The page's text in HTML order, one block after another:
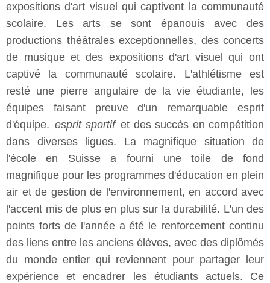
expositions d'art visuel qui captivent la communauté
scolaire. Les arts se sont épanouis avec des
productions théâtrales exceptionnelles, des concerts
de musique et des expositions d'art visuel qui ont
captivé la communauté scolaire. L'athlétisme est
resté une pierre angulaire de la vie étudiante, les
équipes faisant preuve d'un remarquable esprit
d'équipe. esprit sportif et des succès en compétition
dans diverses ligues. La magnifique situation de
l'école en Suisse a fourni une toile de fond
magnifique pour les programmes d'éducation en plein
air et de gestion de l'environnement, en accord avec
l'accent mis de plus en plus sur la durabilité. L'un des
points forts de l'année a été le renforcement continu
des liens entre les anciens élèves, avec des diplômés
du monde entier qui reviennent pour partager leur
expérience et encadrer les étudiants actuels. Ce